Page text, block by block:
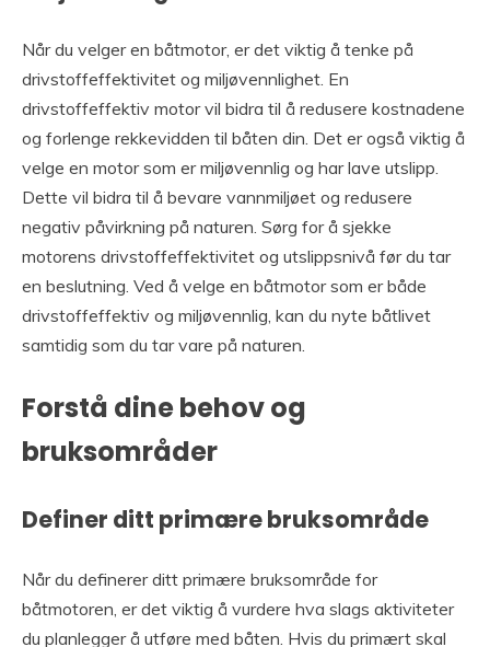
Når du velger en båtmotor, er det viktig å tenke på
drivstoffeffektivitet og miljøvennlighet. En
drivstoffeffektiv motor vil bidra til å redusere kostnadene
og forlenge rekkevidden til båten din. Det er også viktig å
velge en motor som er miljøvennlig og har lave utslipp.
Dette vil bidra til å bevare vannmiljøet og redusere
negativ påvirkning på naturen. Sørg for å sjekke
motorens drivstoffeffektivitet og utslippsnivå før du tar
en beslutning. Ved å velge en båtmotor som er både
drivstoffeffektiv og miljøvennlig, kan du nyte båtlivet
samtidig som du tar vare på naturen.
Forstå dine behov og
bruksområder
Definer ditt primære bruksområde
Når du definerer ditt primære bruksområde for
båtmotoren, er det viktig å vurdere hva slags aktiviteter
du planlegger å utføre med båten. Hvis du primært skal